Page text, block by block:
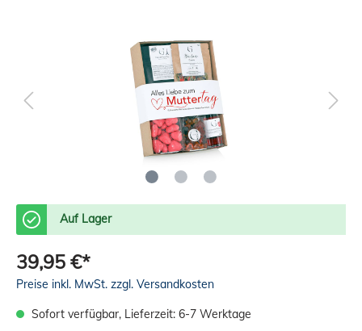
Auf Lager
39,95 €*
Preise inkl. MwSt. zzgl. Versandkosten
Sofort verfügbar, Lieferzeit: 6-7 Werktage